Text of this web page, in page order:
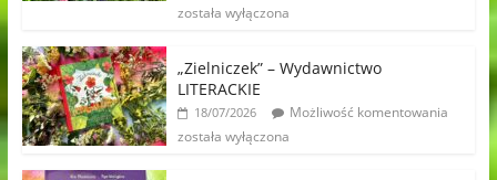
została wyłączona
„Zielniczek” – Wydawnictwo
LITERACKIE
18/07/2026
Możliwość komentowania
została wyłączona